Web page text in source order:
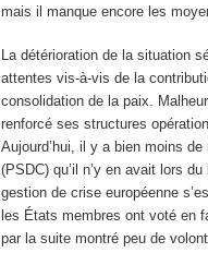
mais il manque encore les
La détérioration de la situation
attentes vis-à-vis de la
consolidation de la paix.
renforcé ses structures
Aujourd’hui, il y a bien moins
(PSDC) qu’il n’y en avait lors
gestion de crise européenne
les États membres ont voté en
par la suite montré peu de